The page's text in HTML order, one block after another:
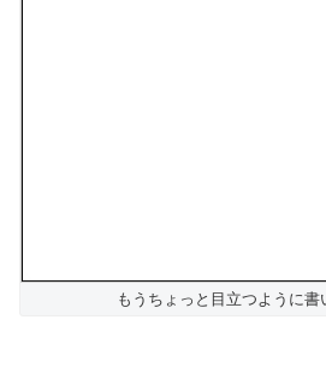
もうちょっと目立つように書